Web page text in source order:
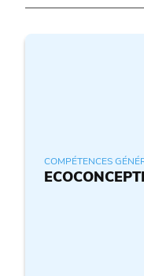
COMPÉTENCES